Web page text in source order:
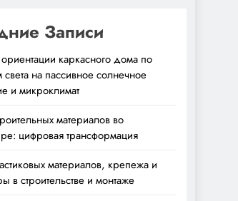
Записи
каркасного дома по
света на пассивное солнечное
и микроклимат
материалов во
цифровая трансформация
материалов, крепежа и
в строительстве и монтаже